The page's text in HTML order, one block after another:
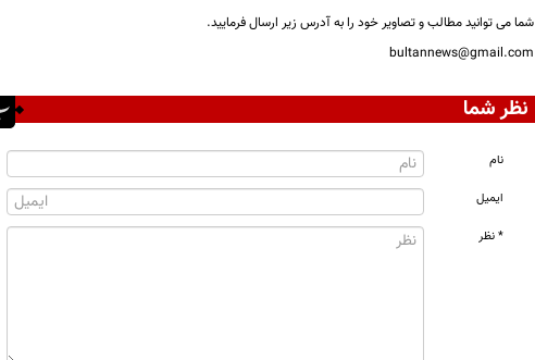
شما می توانید مطالب و تصاویر خود را به آدرس زیر ارسال فرمایید.
bultannews@gmail.com
نظر شما
نام
ایمیل
* نظر